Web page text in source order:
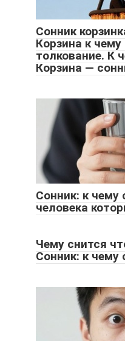
Сонник
Корзина к чему
толкование. К
Корзина —
Сонник: к чему
человека
Чему снится
Сонник: к чему